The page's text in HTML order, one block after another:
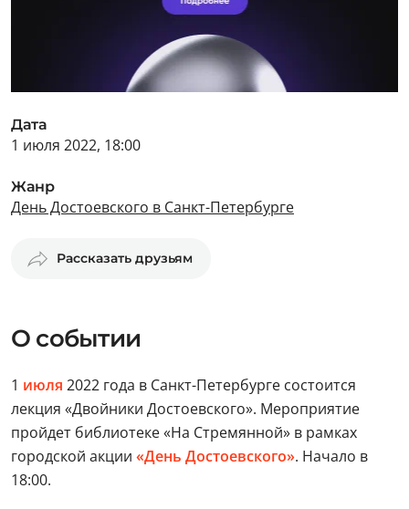
Дата
1 июля 2022, 18:00
Жанр
День Достоевского в Санкт-Петербурге
Рассказать друзьям
О событии
1 июля 2022 года в Санкт-Петербурге состоится
лекция «Двойники Достоевского». Мероприятие
пройдет библиотеке «На Стремянной» в рамках
городской акции «День Достоевского». Начало в
18:00.